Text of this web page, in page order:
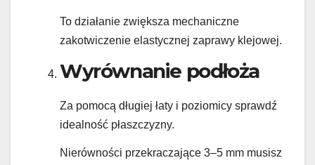
To działanie zwiększa mechaniczne
zakotwiczenie elastycznej zaprawy klejowej.
Wyrównanie podłoża
Za pomocą długiej łaty i poziomicy sprawdź
idealność płaszczyzny.
Nierówności przekraczające 3–5 mm musisz